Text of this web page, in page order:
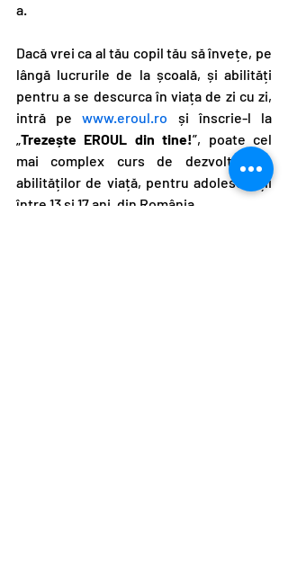
a.
Dacă vrei ca al tău copil tău să învețe, pe
lângă lucrurile de la școală, și abilități
pentru a se descurca în viața de zi cu zi,
intră pe www.eroul.ro și înscrie-l la
„Trezește EROUL din tine!”, poate cel
mai complex curs de dezvoltare a
abilităților de viață, pentru adolescenții
între 13 și 17 ani, din România.